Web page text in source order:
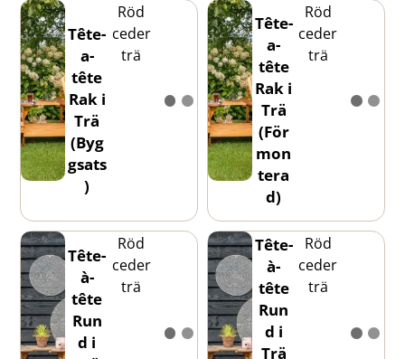
Tête-
a-
tête
Rak i
Trä
(Byg
gsats
)
Röd
ceder
trä
Tête-
a-
tête
Rak i
Trä
(För
mon
tera
d)
Röd
ceder
trä
Tête-
à-
tête
Run
d i
Röd
ceder
trä
Tête-
à-
tête
Run
d i
Trä
Röd
ceder
trä